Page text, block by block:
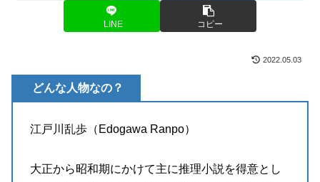
LINE コピー
2022.05.03
どんな人物なの？
江戸川乱歩（Edogawa Ranpo）
大正から昭和期にかけて主に推理小説を得意とし